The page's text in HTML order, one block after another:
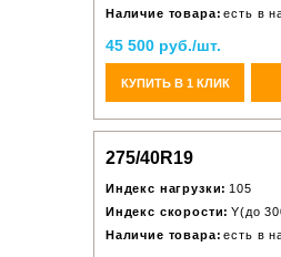
Наличие товара: есть в
45 500 руб./шт.
КУПИТЬ В 1 КЛИК
275/40R19
Индекс нагрузки: 105
Индекс скорости: Y(до
Наличие товара: есть в